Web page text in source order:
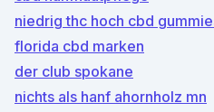
niedrig thc hoch cbd
florida cbd marken
der club spokane
nichts als hanf ahornholz mn